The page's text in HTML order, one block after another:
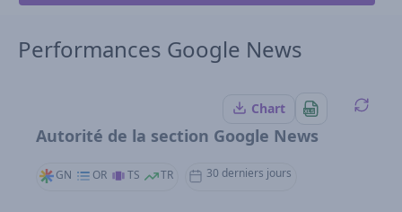
Performances Google News
Autorité de la section Google News
GN OR TS TR 30 derniers jours
Chart